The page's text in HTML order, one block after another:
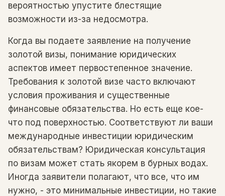
вероятностью упустите блестящие
возможности из-за недосмотра.
Когда вы подаете заявление на получение
золотой визы, понимание юридических
аспектов имеет первостепенное значение.
Требования к золотой визе часто включают
условия проживания и существенные
финансовые обязательства. Но есть еще кое-
что под поверхностью. Соответствуют ли ваши
международные инвестиции юридическим
обязательствам? Юридическая консультация
по визам может стать якорем в бурных водах.
Иногда заявители полагают, что все, что им
нужно, - это минимальные инвестиции, но такие